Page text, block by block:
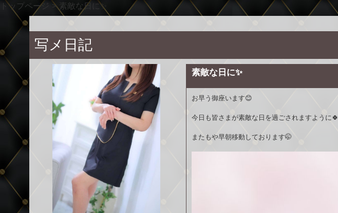
トップページ 素敵な日に✨
写メ日記
素敵な日に✨
お早う御座います😊
今日も皆さまが素敵な日を過ごされますように🍀
またもや早朝移動しております🤭